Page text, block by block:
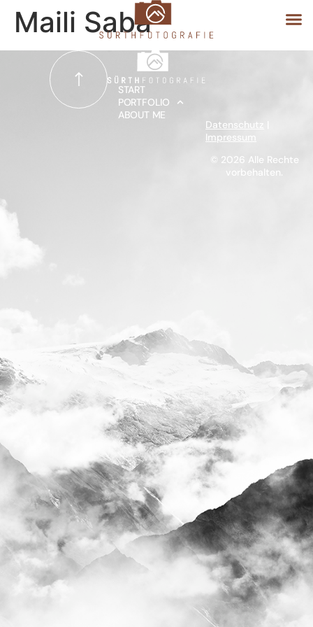
START
PORTFOLIO
Maili Saba
Datenschutz
Impressum
© 2026 Alle Rechte
vorbehalten.
START
PORTFOLIO
ABOUT ME